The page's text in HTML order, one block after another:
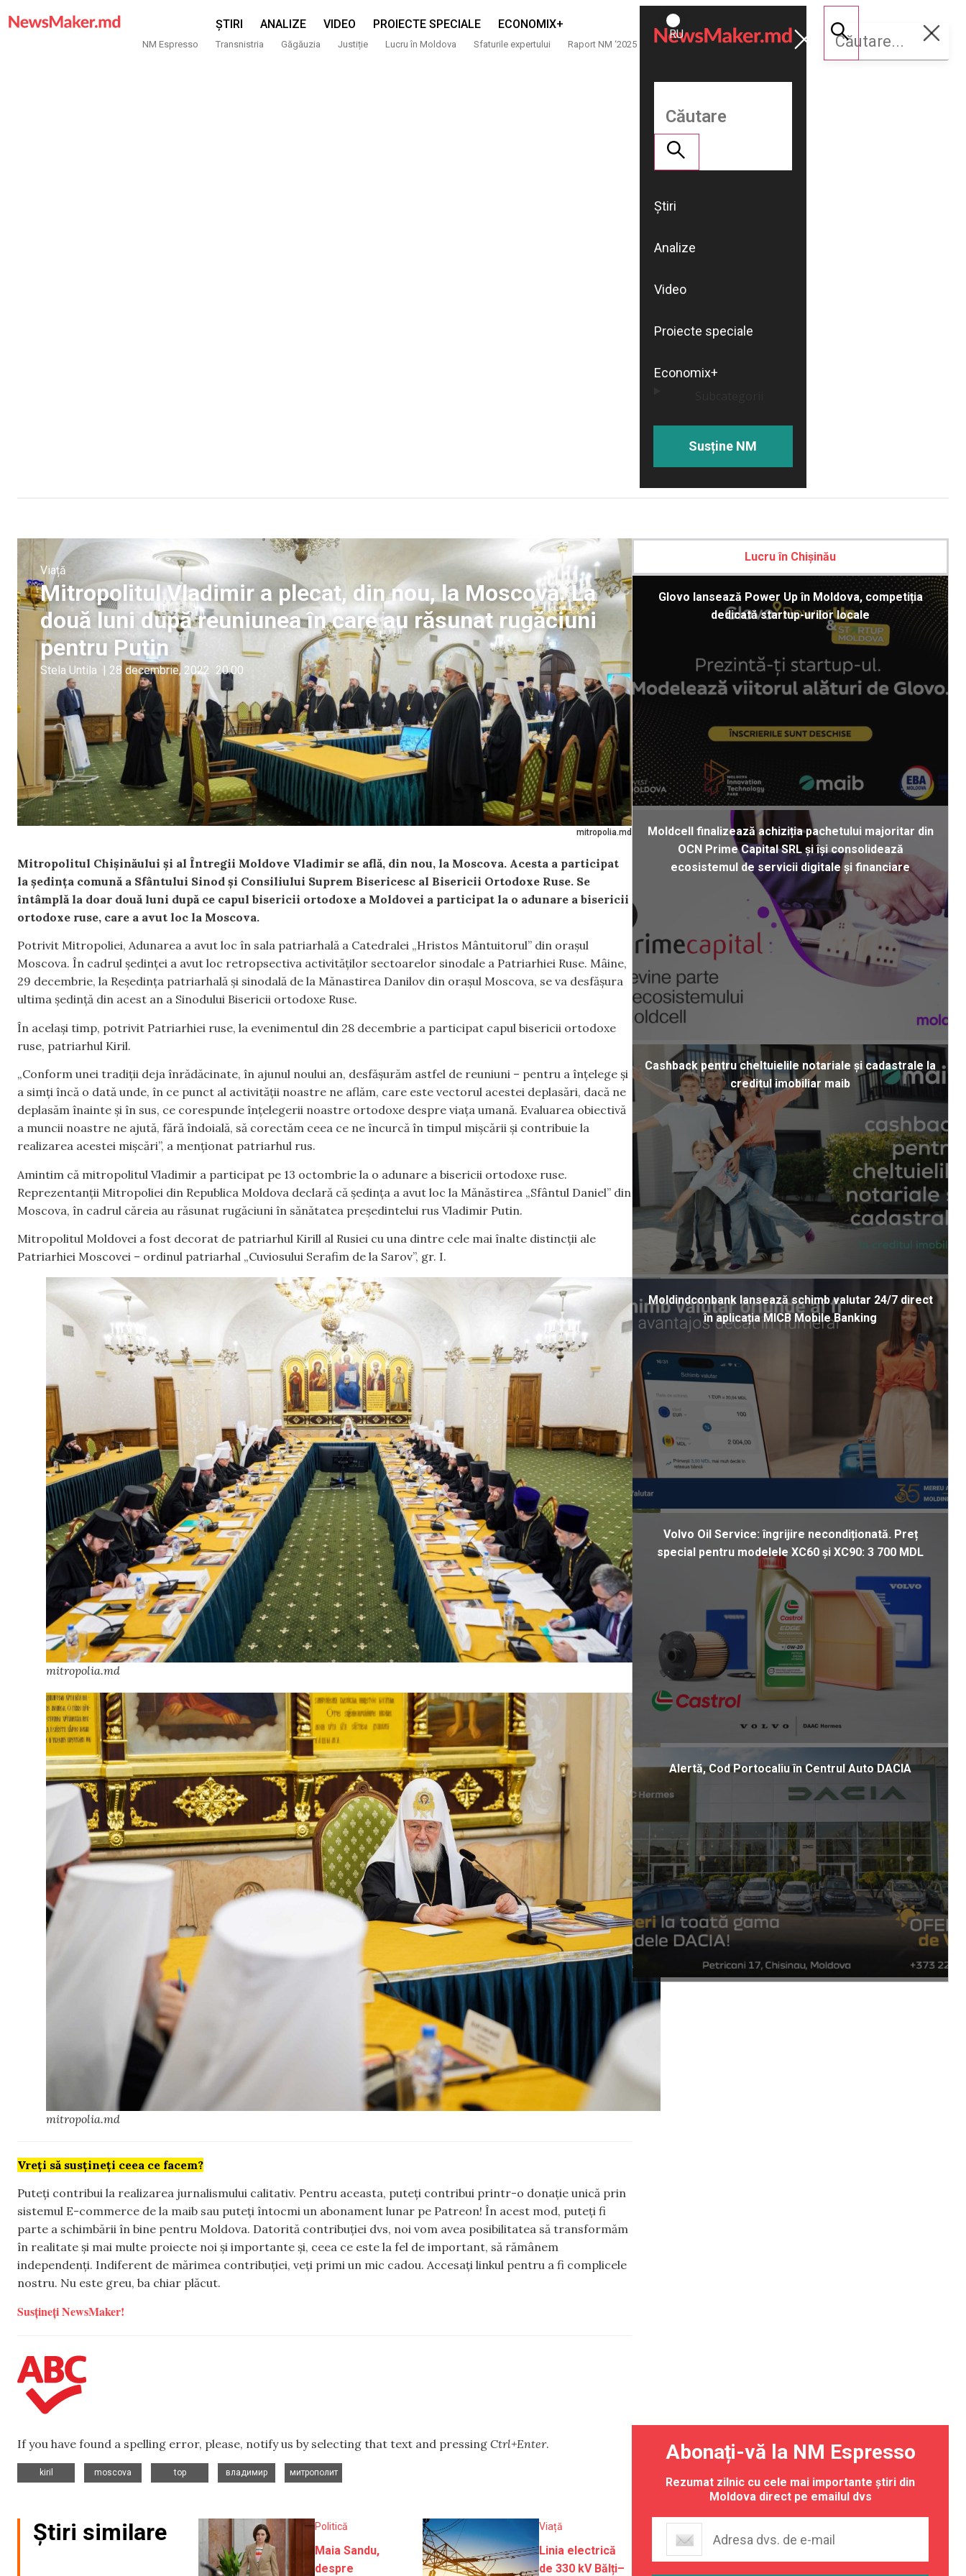
ȘTIRI ANALIZE VIDEO PROIECTE SPECIALE ECONOMIX+
NM Espresso Transnistria Găgăuzia Justiție Lucru în Moldova Sfaturile expertului Raport NM ‘2025
ROMÂNĂ
RU
Susține
NM
Știri
Analize
Video
Proiecte speciale
Economix+
Susține NM
mitropolia.md
Viață
Mitropolitul Vladimir a plecat, din nou, la Moscova. La
două luni după reuniunea în care au răsunat rugăciuni
pentru Putin
Stela Untila | 28 decembrie, 2022 20:00
Mitropolitul Chișinăului și al Întregii Moldove Vladimir se află, din nou, la Moscova. Acesta a participat
la ședința comună a Sfântului Sinod și Consiliului Suprem Bisericesc al Bisericii Ortodoxe Ruse. Se
întâmplă la doar două luni după ce capul bisericii ortodoxe a Moldovei a participat la o adunare a bisericii
ortodoxe ruse, care a avut loc la Moscova.
Potrivit Mitropoliei, Adunarea a avut loc în sala patriarhală a Catedralei „Hristos Mântuitorul” din orașul
Moscova. În cadrul ședinței a avut loc retropsectiva activităților sectoarelor sinodale a Patriarhiei Ruse. Mâine,
29 decembrie, la Reședința patriarhală și sinodală de la Mănastirea Danilov din orașul Moscova, se va desfășura
ultima ședință din acest an a Sinodului Bisericii ortodoxe Ruse.
În același timp, potrivit Patriarhiei ruse, la evenimentul din 28 decembrie a participat capul bisericii ortodoxe
ruse, patriarhul Kiril.
„Conform unei tradiții deja înrădăcinate, în ajunul noului an, desfășurăm astfel de reuniuni – pentru a înțelege și
a simți încă o dată unde, în ce punct al activității noastre ne aflăm, care este vectorul acestei deplasări, dacă ne
deplasăm înainte și în sus, ce corespunde înțelegerii noastre ortodoxe despre viața umană. Evaluarea obiectivă
a muncii noastre ne ajută, fără îndoială, să corectăm ceea ce ne încurcă în timpul mișcării și contribuie la
realizarea acestei mișcări”, a menționat patriarhul rus.
Amintim că mitropolitul Vladimir a participat pe 13 octombrie la o adunare a bisericii ortodoxe ruse.
Reprezentanții Mitropoliei din Republica Moldova declară că ședința a avut loc la Mănăstirea „Sfântul Daniel” din
Moscova, în cadrul căreia au răsunat rugăciuni în sănătatea președintelui rus Vladimir Putin.
Mitropolitul Moldovei a fost decorat de patriarhul Kirill al Rusiei cu una dintre cele mai înalte distincții ale
Patriarhiei Moscovei – ordinul patriarhal „Cuviosului Serafim de la Sarov”, gr. I.
mitropolia.md
mitropolia.md
Vreți să susțineți ceea ce facem?
Puteți contribui la realizarea jurnalismului calitativ. Pentru aceasta, puteți contribui printr-o donație unică prin
sistemul E-commerce de la maib sau puteți întocmi un abonament lunar pe Patreon! În acest mod, puteți fi
parte a schimbării în bine pentru Moldova. Datorită contribuției dvs, noi vom avea posibilitatea să transformăm
în realitate și mai multe proiecte noi și importante și, ceea ce este la fel de important, să rămânem
independenți. Indiferent de mărimea contribuției, veți primi un mic cadou. Accesați linkul pentru a fi complicele
nostru. Nu este greu, ba chiar plăcut.
Susțineți NewsMaker!
If you have found a spelling error, please, notify us by selecting that text and pressing Ctrl+Enter.
kiril
moscova
top
владимир
митрополит
Știri similare Politică
Maia Sandu,
despre
Viață
Linia electrică
de 330 kV Bălți–
Lucru în Chișinău
Glovo lansează Power Up în Moldova, competiția
dedicată startup-urilor locale
Moldcell finalizează achiziția pachetului majoritar din
OCN Prime Capital SRL și își consolidează
ecosistemul de servicii digitale și financiare
Cashback pentru cheltuielile notariale și cadastrale la
creditul imobiliar maib
Moldindconbank lansează schimb valutar 24/7 direct
în aplicația MICB Mobile Banking
Volvo Oil Service: îngrijire necondiționată. Preț
special pentru modelele XC60 și XC90: 3 700 MDL
Alertă, Cod Portocaliu în Centrul Auto DACIA
Abonați-vă la NM Espresso
Rezumat zilnic cu cele mai importante știri din
Moldova direct pe emailul dvs